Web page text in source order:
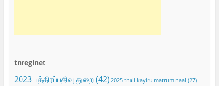
tnreginet
2023 பத்திரப்பதிவு துறை(42) 2025 thali kayiru matrum naal (27)